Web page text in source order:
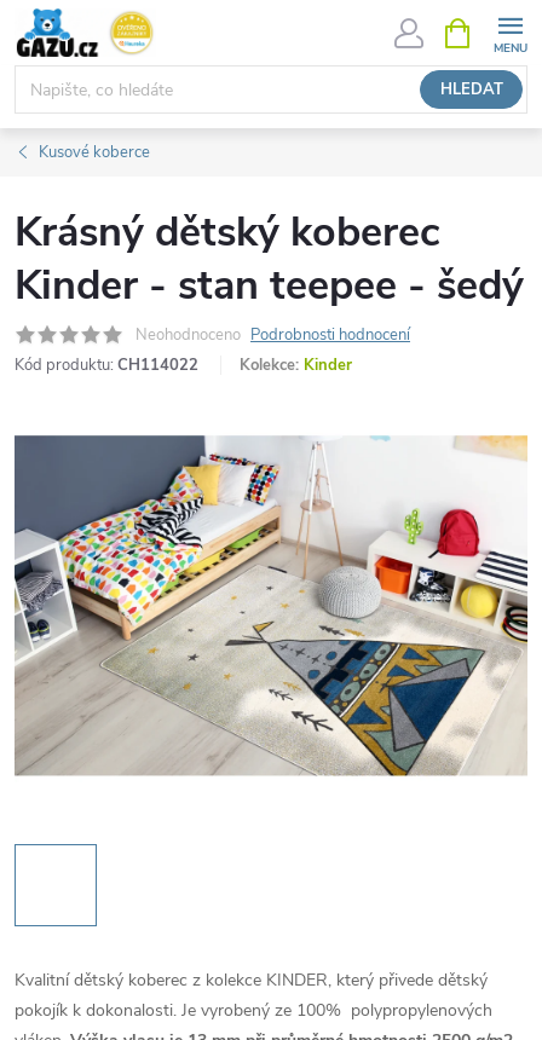
Přejít
obsah
HLEDAT
NÁKUPNÍ
KOŠÍK
Kusové koberce
Krásný dětský koberec
Kinder - stan teepee - šedý
Neohodnoceno Podrobnosti hodnocení
Kód produktu: CH114022 Kolekce: Kinder
Kvalitní dětský koberec z kolekce KINDER, který přivede dětský
pokojík k dokonalosti. Je vyrobený ze 100% polypropylenových